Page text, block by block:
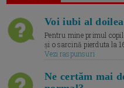
Voi iubi al
Pentru mine primul
și o sarcină pierduta la
Vezi raspunsuri
Ne certăm mai